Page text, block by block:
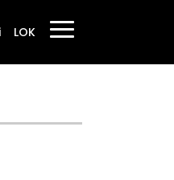
LOK